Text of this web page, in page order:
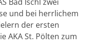
Bad Ischl zwei
und bei herrlichem
der ersten
AKA St. Pölten zum